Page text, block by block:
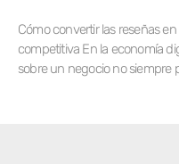
Cómo convertir las reseñas
competitiva En la economía
sobre un negocio no siempre